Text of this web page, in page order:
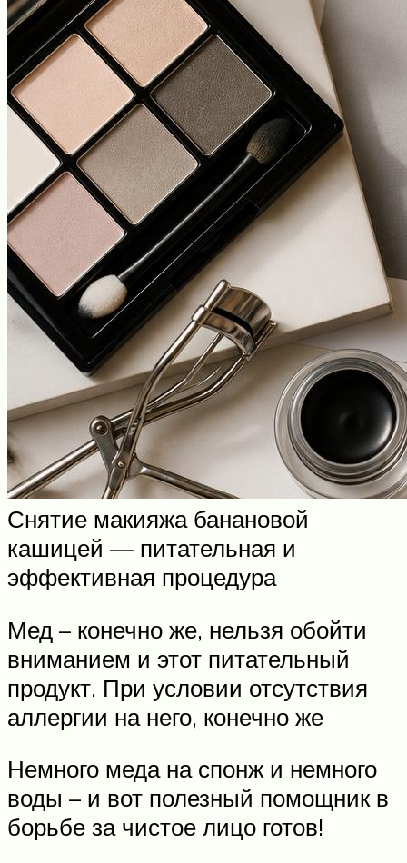
Снятие макияжа банановой
кашицей — питательная и
эффективная процедура
Мед – конечно же, нельзя обойти
вниманием и этот питательный
продукт. При условии отсутствия
аллергии на него, конечно же
Немного меда на спонж и немного
воды – и вот полезный помощник в
борьбе за чистое лицо готов!